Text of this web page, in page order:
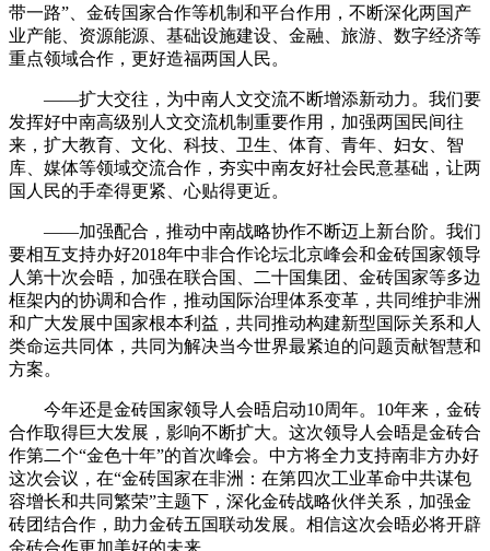
带一路”、金砖国家合作等机制和平台作用，不断深化两国产
业产能、资源能源、基础设施建设、金融、旅游、数字经济等
重点领域合作，更好造福两国人民。
——扩大交往，为中南人文交流不断增添新动力。我们要
发挥好中南高级别人文交流机制重要作用，加强两国民间往
来，扩大教育、文化、科技、卫生、体育、青年、妇女、智
库、媒体等领域交流合作，夯实中南友好社会民意基础，让两
国人民的手牵得更紧、心贴得更近。
——加强配合，推动中南战略协作不断迈上新台阶。我们
要相互支持办好2018年中非合作论坛北京峰会和金砖国家领导
人第十次会晤，加强在联合国、二十国集团、金砖国家等多边
框架内的协调和合作，推动国际治理体系变革，共同维护非洲
和广大发展中国家根本利益，共同推动构建新型国际关系和人
类命运共同体，共同为解决当今世界最紧迫的问题贡献智慧和
方案。
今年还是金砖国家领导人会晤启动10周年。10年来，金砖
合作取得巨大发展，影响不断扩大。这次领导人会晤是金砖合
作第二个“金色十年”的首次峰会。中方将全力支持南非方办好
这次会议，在“金砖国家在非洲：在第四次工业革命中共谋包
容增长和共同繁荣”主题下，深化金砖战略伙伴关系，加强金
砖团结合作，助力金砖五国联动发展。相信这次会晤必将开辟
金砖合作更加美好的未来。